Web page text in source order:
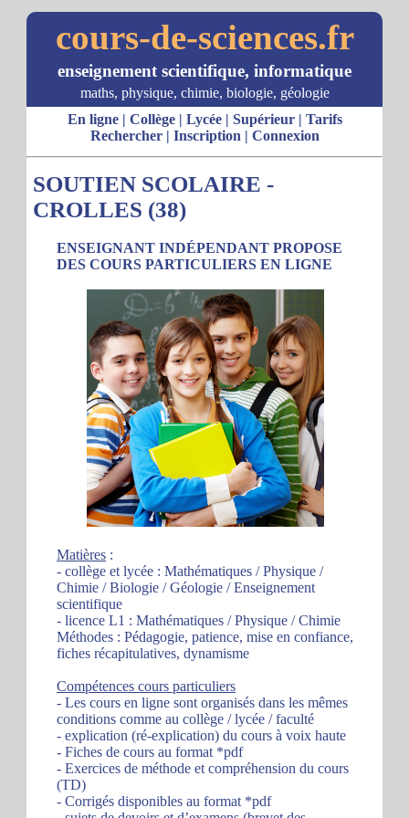
cours-de-sciences.fr
enseignement scientifique, informatique
maths, physique, chimie, biologie, géologie
En ligne| Collège| Lycée| Supérieur| Tarifs
Rechercher| Inscription | Connexion
SOUTIEN SCOLAIRE -
CROLLES (38)
ENSEIGNANT INDÉPENDANT PROPOSE
DES COURS PARTICULIERS EN LIGNE
Matières :
- collège et lycée : Mathématiques / Physique /
Chimie / Biologie / Géologie / Enseignement
scientifique
- licence L1 : Mathématiques / Physique / Chimie
Méthodes : Pédagogie, patience, mise en confiance,
fiches récapitulatives, dynamisme
Compétences cours particuliers
- Les cours en ligne sont organisés dans les mêmes
conditions comme au collège / lycée / faculté
- explication (ré-explication) du cours à voix haute
- Fiches de cours au format *pdf
- Exercices de méthode et compréhension du cours
(TD)
- Corrigés disponibles au format *pdf